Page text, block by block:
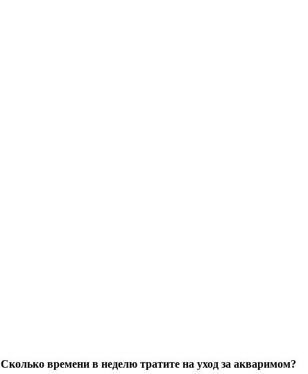
Сколько времени в неделю тратите на уход за акваримом?